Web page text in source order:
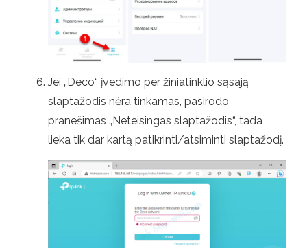
Jei „Deco“ įvedimo per žiniatinklio sąsają
slaptažodis nėra tinkamas, pasirodo
pranešimas „Neteisingas slaptažodis“, tada
lieka tik dar kartą patikrinti/atsiminti slaptažodį.